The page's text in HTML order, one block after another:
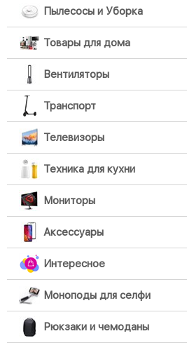
Пылесосы и Уборка
Товары для дома
Вентиляторы
Транспорт
Телевизоры
Техника для кухни
Мониторы
Аксессуары
Интересное
Моноподы для селфи
Рюкзаки и чемоданы